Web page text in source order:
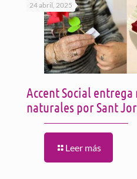
24 abril, 2025
Accent Social
naturales por Sant
Leer más